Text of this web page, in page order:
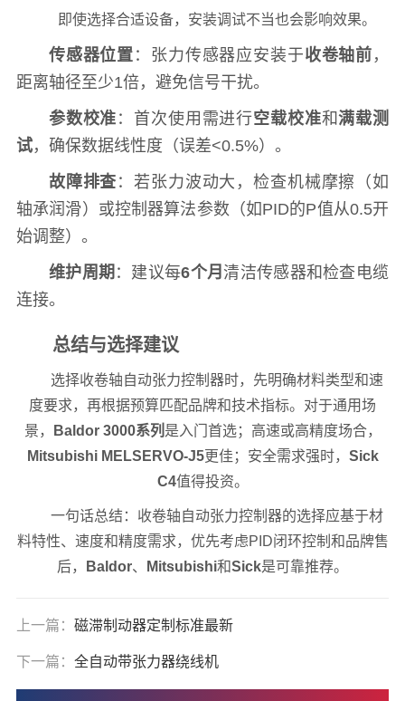
即使选择合适设备，安装调试不当也会影响效果。
传感器位置 ：张力传感器应安装于收卷轴前 ，
距离轴径至少1倍，避免信号干扰。
参数校准 ：首次使用需进行空载校准和满载测
试，确保数据线性度（误差<0.5%）。
故障排查 ：若张力波动大，检查机械摩擦（如
轴承润滑）或控制器算法参数（如PID的P值从0.5开
始调整）。
维护周期 ：建议每6个月 清洁传感器和检查电缆
连接。
总结与选择建议
选择收卷轴自动张力控制器时，先明确材料类型和速
度要求，再根据预算匹配品牌和技术指标。对于通用场
景，
Baldor 3000系列 是入门首选；高速或高精度场合，
Mitsubishi MELSERVO-J5更佳；安全需求强时， Sick
C4值得投资。
一句话总结：收卷轴自动张力控制器的选择应基于材
料特性、速度和精度需求，优先考虑PID闭环控制和品牌售
后，
Baldor、 Mitsubishi和Sick是可靠推荐。
上一篇： 磁滞制动器定制标准最新
下一篇： 全自动带张力器绕线机